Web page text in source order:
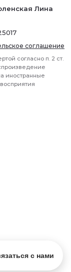
Лина
соглашение
согласно п. 2 ст.
иностранные
с нами